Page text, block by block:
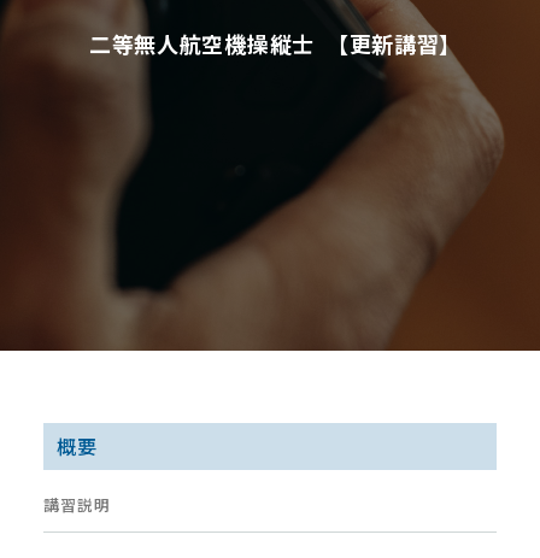
二等無人航空機操縦士 【更新講習】
概要
講習説明